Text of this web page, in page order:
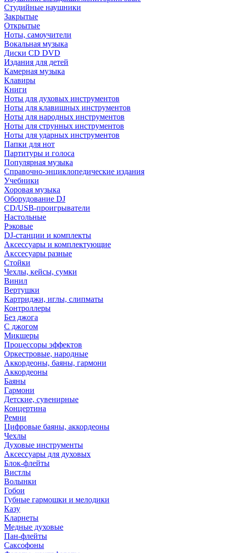
Студийные наушники
Закрытые
Открытые
Ноты, самоучители
Вокальная музыка
Диски CD DVD
Издания для детей
Камерная музыка
Клавиры
Книги
Ноты для духовых инструментов
Ноты для клавишных инструментов
Ноты для народных инструментов
Ноты для струнных инструментов
Ноты для ударных инструментов
Папки для нот
Партитуры и голоса
Популярная музыка
Справочно-энциклопедические издания
Учебники
Хоровая музыка
Оборудование DJ
CD/USB-проигрыватели
Настольные
Рэковые
DJ-станции и комплекты
Аксессуары и комплектующие
Акссесуары разные
Стойки
Чехлы, кейсы, сумки
Винил
Вертушки
Картриджи, иглы, слипматы
Контроллеры
Без джога
С джогом
Микшеры
Процессоры эффектов
Оркестровые, народные
Аккордеоны, баяны, гармони
Аккордеоны
Баяны
Гармони
Детские, сувенирные
Концертина
Ремни
Цифровые баяны, аккордеоны
Чехлы
Духовые инструменты
Аксессуары для духовых
Блок-флейты
Вистлы
Волынки
Гобои
Губные гармошки и мелодики
Казу
Кларнеты
Медные духовые
Пан-флейты
Саксофоны